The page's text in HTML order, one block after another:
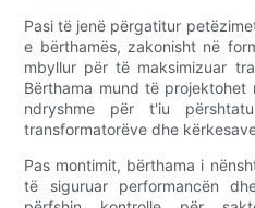
Pasi të jenë përgatitur
e bërthamës, zakonisht në
mbyllur për të maksimizuar
Bërthama mund të
ndryshme për t'iu
transformatorëve dhe
Pas montimit, bërthama i
të siguruar performancën